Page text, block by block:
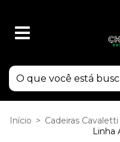
Início > Cadeiras Cavaletti
Linha